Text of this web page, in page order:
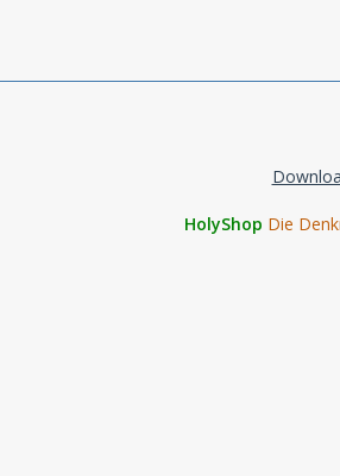
HolyShop Die